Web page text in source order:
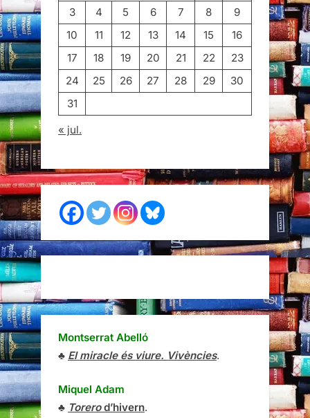
3
4 5 6 7 8
9
10
11 12 13 14 15
16
17
18 19 20 21 22
23
24
25 26 27 28 29
30
31
« jul.
Montserrat Abelló
♣ El miracle és viure. Vivències.
Miquel Adam
♣ Torerod’hivern.